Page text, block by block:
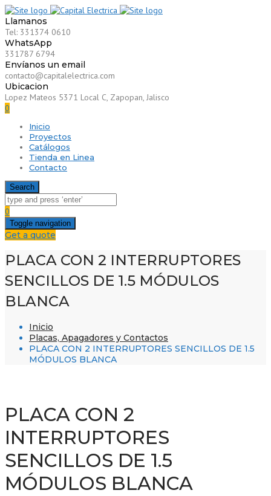
Llamanos
Tel: 331374 0610
WhatsApp
331787 6794
Envíanos un email
contacto@capitalelectrica.com
Ubicacion
Lopez Mateos 5371 Local C, Zapopan, Jalisco
0
Inicio
Proyectos
Catálogos
Tienda en Linea
Contacto
Search
0
Toggle navigation
Get a quote
PLACA CON 2 INTERRUPTORES
SENCILLOS DE 1.5 MÓDULOS
BLANCA
Inicio
Placas, Apagadores y Contactos
PLACA CON 2 INTERRUPTORES SENCILLOS DE 1.5
MÓDULOS BLANCA
PLACA CON 2
INTERRUPTORES
SENCILLOS DE 1.5
MÓDULOS BLANCA